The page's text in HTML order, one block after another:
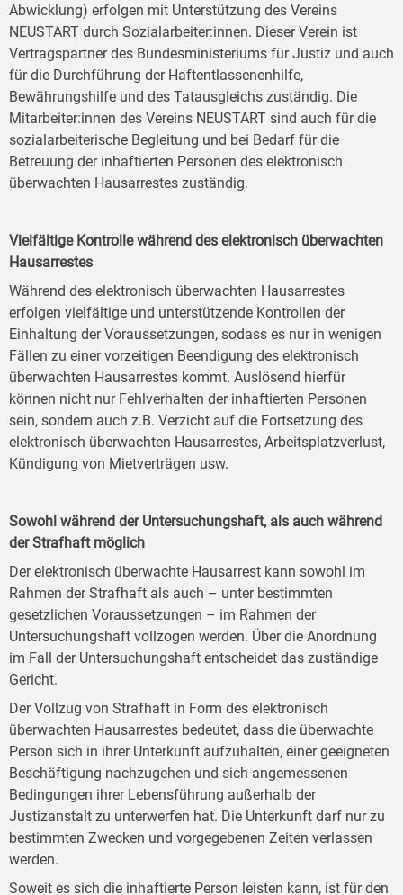
Abwicklung) erfolgen mit Unterstützung des Vereins
NEUSTART durch Sozialarbeiter:innen. Dieser Verein ist
Vertragspartner des Bundesministeriums für Justiz und auch
für die Durchführung der Haftentlassenenhilfe,
Bewährungshilfe und des Tatausgleichs zuständig. Die
Mitarbeiter:innen des Vereins NEUSTART sind auch für die
sozialarbeiterische Begleitung und bei Bedarf für die
Betreuung der inhaftierten Personen des elektronisch
überwachten Hausarrestes zuständig.
Vielfältige Kontrolle während des elektronisch überwachten
Hausarrestes
Während des elektronisch überwachten Hausarrestes
erfolgen vielfältige und unterstützende Kontrollen der
Einhaltung der Voraussetzungen, sodass es nur in wenigen
Fällen zu einer vorzeitigen Beendigung des elektronisch
überwachten Hausarrestes kommt. Auslösend hierfür
können nicht nur Fehlverhalten der inhaftierten Personen
sein, sondern auch z.B. Verzicht auf die Fortsetzung des
elektronisch überwachten Hausarrestes, Arbeitsplatzverlust,
Kündigung von Mietverträgen usw.
Sowohl während der Untersuchungshaft, als auch während
der Strafhaft möglich
Der elektronisch überwachte Hausarrest kann sowohl im
Rahmen der Strafhaft als auch – unter bestimmten
gesetzlichen Voraussetzungen – im Rahmen der
Untersuchungshaft vollzogen werden. Über die Anordnung
im Fall der Untersuchungshaft entscheidet das zuständige
Gericht.
Der Vollzug von Strafhaft in Form des elektronisch
überwachten Hausarrestes bedeutet, dass die überwachte
Person sich in ihrer Unterkunft aufzuhalten, einer geeigneten
Beschäftigung nachzugehen und sich angemessenen
Bedingungen ihrer Lebensführung außerhalb der
Justizanstalt zu unterwerfen hat. Die Unterkunft darf nur zu
bestimmten Zwecken und vorgegebenen Zeiten verlassen
werden.
Soweit es sich die inhaftierte Person leisten kann, ist für den